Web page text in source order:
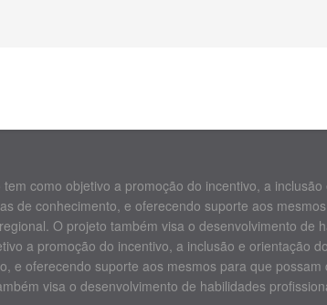
como objetivo a promoção do incentivo, a
de conhecimento, e oferecendo suporte aos
O projeto também visa o desenvolvimento de
a promoção do incentivo, a inclusão e orientação
e oferecendo suporte aos mesmos para que
visa o desenvolvimento de habilidades